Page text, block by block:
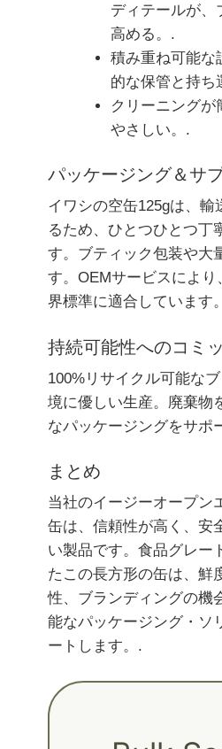
ディテールが、
高める。.
積み重ね可能な
的な保管と持ち
クリーニングが
やさしい。.
パッケージング＆サ
イワシの空缶125gは、輸
るため、ひとつひとつ丁
す。ブティック包装や大
す。OEMサービスによ
界標準に適合しています
持続可能性へのコミ
100%リサイクル可能な
境に優しい生産。廃棄物
なパッケージングをサポ
まとめ
当社のイージーオープン
缶は、信頼性が高く、安
い製品です。食品グレー
たこの長方形の缶は、鮮
性、ブランディングの機
能なパッケージング・ソ
ートします。.